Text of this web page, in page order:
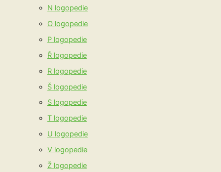
N logopedie
O logopedie
P logopedie
Ř logopedie
R logopedie
Š logopedie
S logopedie
T logopedie
U logopedie
V logopedie
Ž logopedie